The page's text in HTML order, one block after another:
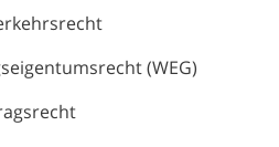
(WEG)